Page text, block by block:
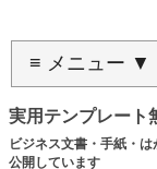
≡ メニュー ▼
実用テンプレート
ビジネス文書・手紙・
公開しています